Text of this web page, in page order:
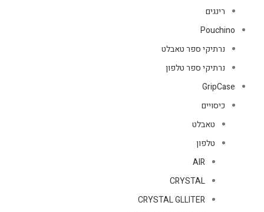
רינגים
Pouchino
נרתיקי ספר טאבלט
נרתיקי ספר טלפון
GripCase
כיסויים
טאבלט
טלפון
AIR
CRYSTAL
CRYSTAL GLLITER